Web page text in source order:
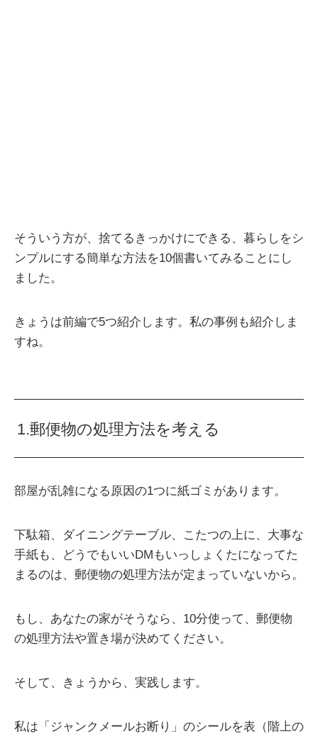
そういう方が、捨てるきっかけにできる、暮らしをシ
ンプルにする簡単な方法を10個書いてみることにし
ました。
きょうは前編で5つ紹介します。私の事例も紹介しま
すね。
1.郵便物の処理方法を考える
部屋が乱雑になる原因の1つに紙ゴミがあります。
下駄箱、ダイニングテーブル、こたつの上に、大事な
手紙も、どうでもいいDMもいっしょくたになってた
まるのは、郵便物の処理方法が定まっていないから。
もし、あなたの家がそうなら、10分使って、郵便物
の処理方法や置き場が決めてください。
そして、きょうから、実践します。
私は「ジャンクメールお断り」のシールを表（階上の